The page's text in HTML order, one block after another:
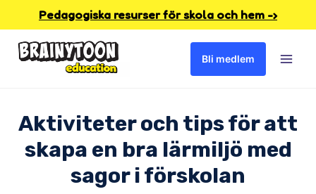
content
Pedagogiska resurser för skola och hem -›
Bli medlem
Aktiviteter och tips för att
skapa en bra lärmiljö med
sagor i förskolan